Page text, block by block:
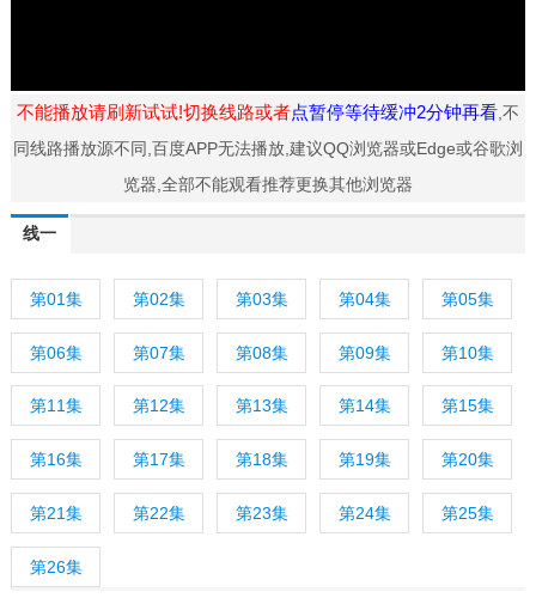
不能播放请刷新试试!切换线路或者点暂停等待缓冲2分钟再看,不
同线路播放源不同,百度APP无法播放,建议QQ浏览器或Edge或谷歌浏
览器,全部不能观看推荐更换其他浏览器
线一
第01集 第02集 第03集 第04集 第05集
第06集 第07集 第08集 第09集 第10集
第11集 第12集 第13集 第14集 第15集
第16集 第17集 第18集 第19集 第20集
第21集 第22集 第23集 第24集 第25集
第26集